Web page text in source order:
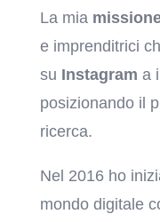
La mia
e imprenditrici
su Instagram a
posizionando il
ricerca.
Nel 2016 ho
mondo digitale